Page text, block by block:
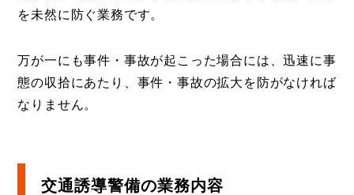
を未然に防ぐ業務です。
万が一にも事件・事故が起こった場合には、迅速に事
態の収拾にあたり、事件・事故の拡大を防がなければ
なりません。
交通誘導警備の業務内容